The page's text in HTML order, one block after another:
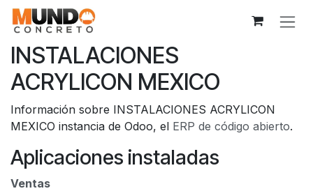
Ir al contenido
INSTALACIONES
ACRYLICON MEXICO
Información sobre INSTALACIONES ACRYLICON
MEXICO instancia de Odoo, el ERP de código abierto.
Aplicaciones instaladas
Ventas